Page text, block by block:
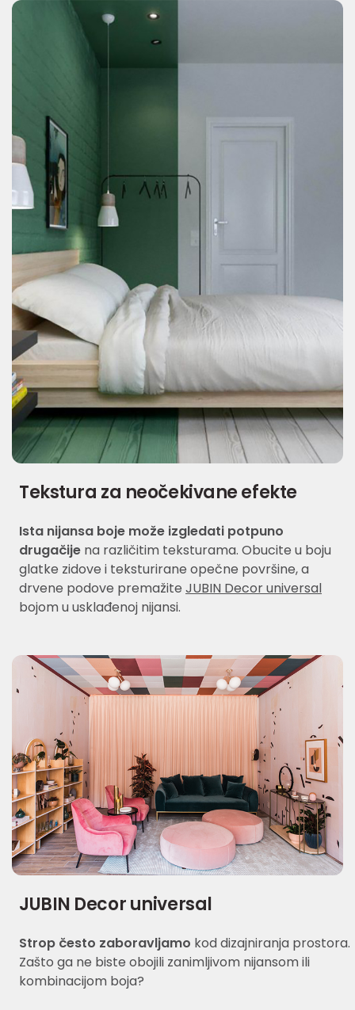
Tekstura za neočekivane efekte
Ista nijansa boje može izgledati potpuno
drugačije na različitim teksturama. Obucite u boju
glatke zidove i teksturirane opečne površine, a
drvene podove premažite JUBIN Decor universal
bojom u usklađenoj nijansi.
JUBIN Decor universal
Strop često zaboravljamo kod dizajniranja prostora.
Zašto ga ne biste obojili zanimljivom nijansom ili
kombinacijom boja?